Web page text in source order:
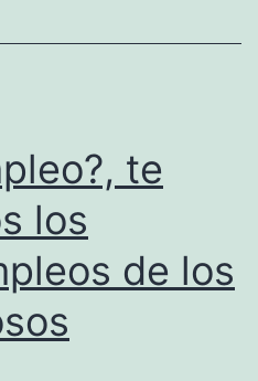
te
los
de los